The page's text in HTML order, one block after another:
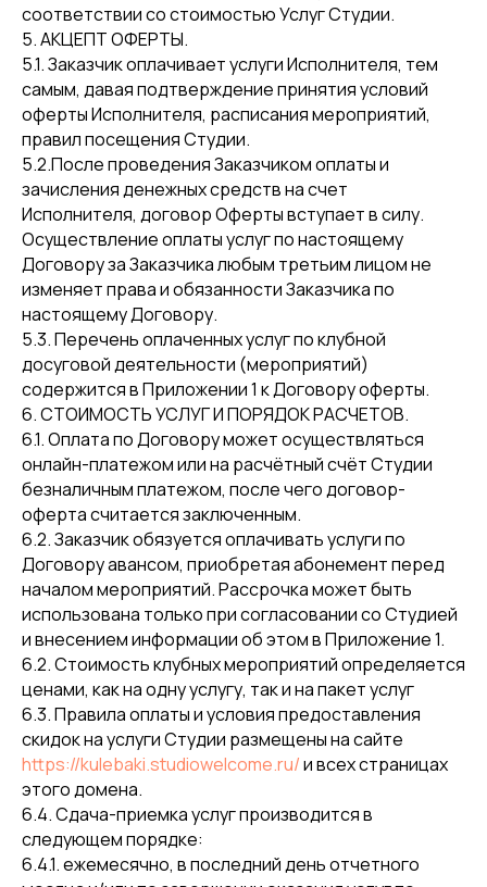
соответствии со стоимостью Услуг Студии.
5. АКЦЕПТ ОФЕРТЫ.
5.1. Заказчик оплачивает услуги Исполнителя, тем
самым, давая подтверждение принятия условий
оферты Исполнителя, расписания мероприятий,
правил посещения Студии.
5.2.После проведения Заказчиком оплаты и
зачисления денежных средств на счет
Исполнителя, договор Оферты вступает в силу.
Осуществление оплаты услуг по настоящему
Договору за Заказчика любым третьим лицом не
изменяет права и обязанности Заказчика по
настоящему Договору.
5.3. Перечень оплаченных услуг по клубной
досуговой деятельности (мероприятий)
содержится в Приложении 1 к Договору оферты.
6. СТОИМОСТЬ УСЛУГ И ПОРЯДОК РАСЧЕТОВ.
6.1. Оплата по Договору может осуществляться
онлайн-платежом или на расчётный счёт Студии
безналичным платежом, после чего договор-
оферта считается заключенным.
6.2. Заказчик обязуется оплачивать услуги по
Договору авансом, приобретая абонемент перед
началом мероприятий. Рассрочка может быть
использована только при согласовании со Студией
и внесением информации об этом в Приложение 1.
6.2. Стоимость клубных мероприятий определяется
ценами, как на одну услугу, так и на пакет услуг
6.3. Правила оплаты и условия предоставления
скидок на услуги Студии размещены на сайте
https://kulebaki.studiowelcome.ru/и всех страницах
этого домена.
6.4. Сдача-приемка услуг производится в
следующем порядке:
6.4.1. ежемесячно, в последний день отчетного